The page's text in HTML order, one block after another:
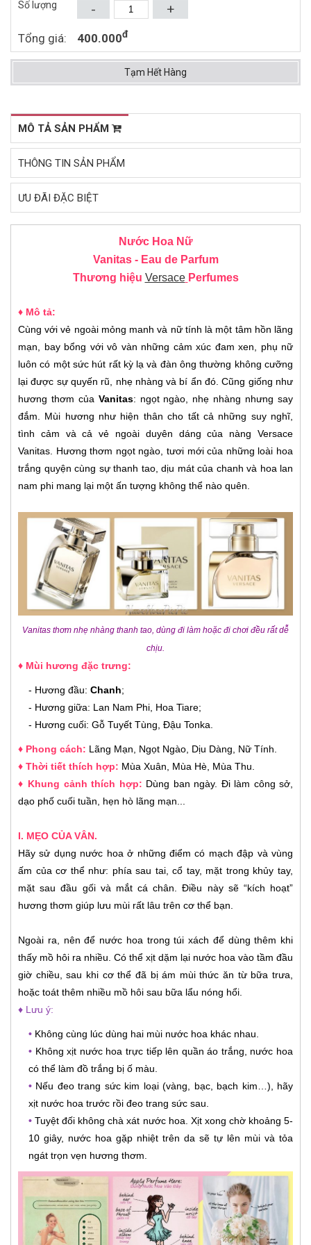
Số lượng +
-
Tổng giá: 400.000đ
Tạm Hết Hàng
MÔ TẢ SẢN PHẨM
THÔNG TIN SẢN PHẨM
ƯU ĐÃI ĐẶC BIỆT
Nước Hoa Nữ
Vanitas - Eau de Parfum
Thương hiệu Versace Perfumes
♦ Mô tả:
Cùng với vẻ ngoài mỏng manh và nữ tính là một tâm hồn lãng
mạn, bay bổng với vô vàn những cảm xúc đam xen, phụ nữ
luôn có một sức hút rất kỳ lạ và đàn ông thường không cưỡng
lại được sự quyến rũ, nhẹ nhàng và bí ẩn đó. Cũng giống như
hương thơm của Vanitas: ngọt ngào, nhẹ nhàng nhưng say
đắm. Mùi hương như hiện thân cho tất cả những suy nghĩ,
tình cảm và cả vẻ ngoài duyên dáng của nàng Versace
Vanitas. Hương thơm ngọt ngào, tươi mới của những loài hoa
trắng quyện cùng sự thanh tao, dịu mát của chanh và hoa lan
nam phi mang lại một ấn tượng không thể nào quên.
Vanitas thơm nhẹ nhàng thanh tao, dùng đi làm hoặc đi chơi đều rất dễ
chịu.
♦ Mùi hương đặc trưng:
- Hương đầu: Chanh;
- Hương giữa: Lan Nam Phi, Hoa Tiare;
- Hương cuối: Gỗ Tuyết Tùng, Đậu Tonka.
♦ Phong cách: Lãng Mạn, Ngọt Ngào, Dịu Dàng, Nữ Tính.
♦ Thời tiết thích hợp: Mùa Xuân, Mùa Hè, Mùa Thu
♦ Khung cảnh thích hợp: Dùng ban ngày. Đi làm công sở,
dạo phố cuối tuần, hẹn hò lãng mạn...
I. MẸO CỦA VÂN.
Hãy sử dụng nước hoa ở những điểm có mạch đập và vùng
ấm của cơ thể như: phía sau tai, cổ tay, mặt trong khủy tay,
mặt sau đầu gối và mắt cá chân. Điều này sẽ “kích hoạt”
hương thơm giúp lưu mùi rất lâu trên cơ thể bạn.
Ngoài ra, nên để nước hoa trong túi xách để dùng thêm khi
thấy mồ hôi ra nhiều. Có thể xịt dặm lại nước hoa vào tầm đầu
giờ chiều, sau khi cơ thể đã bị ám mùi thức ăn từ bữa trưa,
hoặc toát thêm nhiều mồ hôi sau bữa lẩu nóng hổi.
♦ Lưu ý:
• Không cùng lúc dùng hai mùi nước hoa khác nhau.
• Không xịt nước hoa trực tiếp lên quần áo trắng, nước hoa
có thể làm đồ trắng bị ố màu.
• Nếu đeo trang sức kim loại (vàng, bạc, bạch kim…), hãy
xịt nước hoa trước rồi đeo trang sức sau.
• Tuyệt đối không chà xát nước hoa. Xịt xong chờ khoảng 5-
10 giây, nước hoa gặp nhiệt trên da sẽ tự lên mùi và tỏa
ngát trọn vẹn hương thơm.